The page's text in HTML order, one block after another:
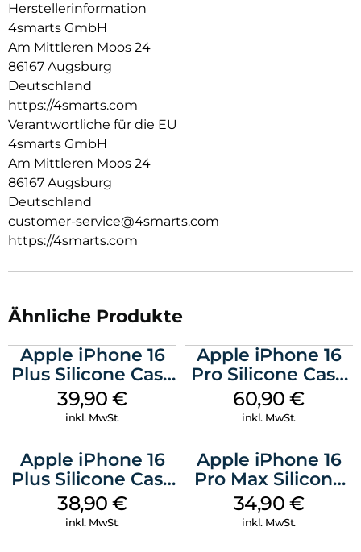
widerstandsfähig gegenüber Flecken und lässt sich mühelos
sauber halten.
Kratzschutz: Unser iPhone 17 Pro Case bietet erhöhte Kanten
und einen Innenfutter aus Mikrofaser, um Kratzer auf dem
Display und dem Gehäuse effektiv zu verhindern. Die
erhöhten Kanten schützen das Display vor direktem Kontakt
mit Oberflächen und verhindern somit Kratzer bei
versehentlichen Stürzen oder Abnutzungen. Das weiche
Mikrofaser-Innenfutter sorgt dafür, dass das Gehäuse des
Smartphones geschützt ist und frei von Kratzern bleibt.
Passgenau & funktional: Die passgenaue Schutzhülle für das
iPhone 17 Pro bietet nicht nur uneingeschränkten Zugriff auf
alle Anschlüsse, Tasten und Funktionen des Handys, sondern
überzeugt auch durch ihre hervorragende Haptik. Dank des
durchdachten Designs liegt sie angenehm und sicher in der
Hülle kannst du alle Funktionen deines Smartphones voll
eingehen zu müssen.
Herstellerinformation
4smarts GmbH
Am Mittleren Moos 24
86167 Augsburg
Deutschland
https://4smarts.com
Verantwortliche für die EU
4smarts GmbH
Am Mittleren Moos 24
86167 Augsburg
Deutschland
customer-service@4smarts.com
https://4smarts.com
Ähnliche Produkte
Apple iPhone 16
Plus Silicone Case
MagSafe Plum
39,90€
inkl. MwSt.
Apple iPhone 16
Pro Silicone Case
MagSafe Stone
Gray
60,90€
inkl. MwSt.
Apple iPhone 16
Plus Silicone Case
MagSafe Denim
38,90€
inkl. MwSt.
Apple iPhone 16
Pro Max Silicone
Case MagSafe
Denim
34,90 €
inkl. MwSt.